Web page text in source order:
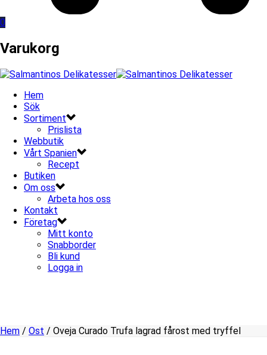
0
Varukorg
Hem
Sök
Sortiment
Prislista
Webbutik
Vårt Spanien
Recept
Butiken
Om oss
Arbeta hos oss
Kontakt
Företag
Mitt konto
Snabborder
Bli kund
Logga in
Hem / Ost / Oveja Curado Trufa lagrad fårost med tryffel